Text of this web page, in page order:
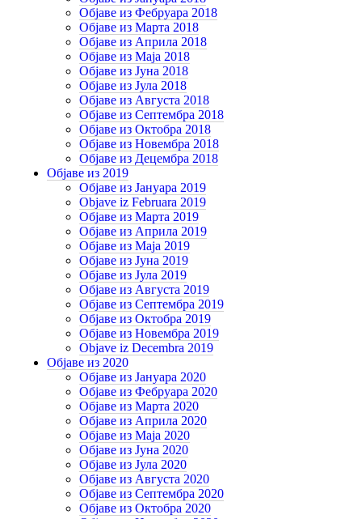
Објаве из Фебруара 2018
Објаве из Марта 2018
Објаве из Априла 2018
Објаве из Маја 2018
Објаве из Јуна 2018
Објаве из Јула 2018
Објаве из Августа 2018
Објаве из Септембра 2018
Објаве из Октобра 2018
Објаве из Новембра 2018
Објаве из Децембра 2018
Објаве из 2019
Објаве из Јануара 2019
Objave iz Februara 2019
Објаве из Марта 2019
Објаве из Априла 2019
Објаве из Маја 2019
Објаве из Јуна 2019
Објаве из Јула 2019
Објаве из Августа 2019
Објаве из Септембра 2019
Објаве из Октобра 2019
Објаве из Новембра 2019
Objave iz Decembra 2019
Објаве из 2020
Објаве из Јануара 2020
Објаве из Фебруара 2020
Објаве из Марта 2020
Објаве из Априла 2020
Објаве из Маја 2020
Објаве из Јуна 2020
Објаве из Јула 2020
Објаве из Августа 2020
Објаве из Септембра 2020
Објаве из Октобра 2020